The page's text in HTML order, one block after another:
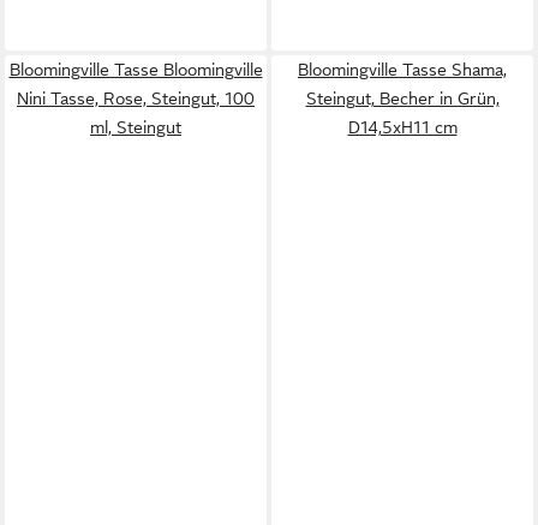
Bloomingville Tasse Bloomingville
Nini Tasse, Rose, Steingut, 100
ml, Steingut
Bloomingville Tasse Shama,
Steingut, Becher in Grün,
D14,5xH11 cm